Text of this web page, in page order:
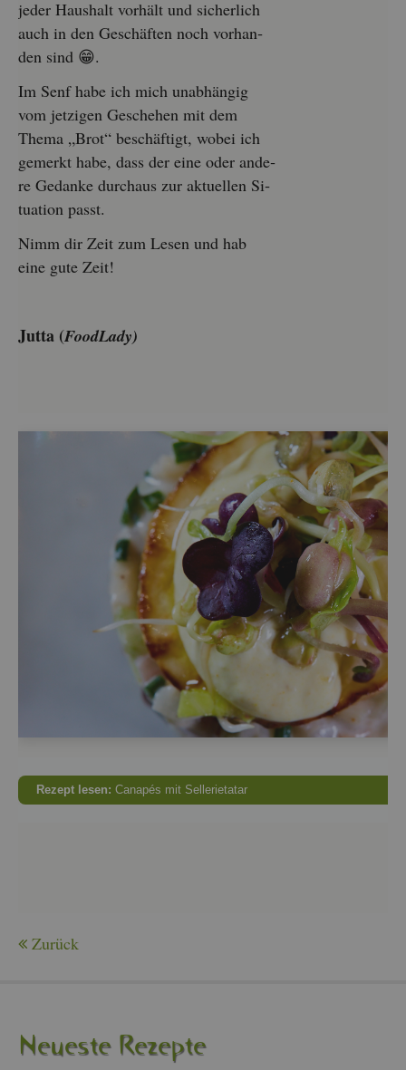
jeder Haus­halt vor­hält und si­cher­lich
auch in den Ge­schäf­ten noch vor­han­
den sind 😁.
Im Senf habe ich mich un­ab­hän­gig
vom jet­zi­gen Ge­sche­hen mit dem
Thema „Brot“ be­schäf­tigt, wobei ich
ge­merkt habe, dass der eine oder an­de­
re Ge­dan­ke durch­aus zur ak­tu­el­len Si­
tua­ti­on passt.
Nimm dir Zeit zum Lesen und hab
eine gute Zeit!
Jutta (Food­La­dy)
Re­zept lesen: Ca­na­pés mit Sel­le­rie­ta­tar
Zu­rück
Neu­es­te Re­zep­te